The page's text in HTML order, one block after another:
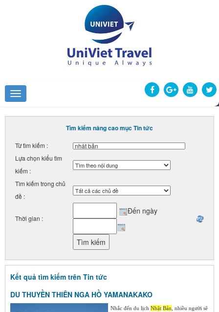
Tìm kiếm nâng cao mục Tin tức
Từ tìm kiếm :
Lựa chọn kiểu tìm
kiếm :
Tìm kiếm trong chủ
đề :
Thời gian :
Đến ngày
Kết quả tìm kiếm trên Tin tức
DU THUYỀN THIÊN NGA HỒ YAMANAKAKO
Nhắc đến du lịch Nhật Bản , nhiều người sẽ